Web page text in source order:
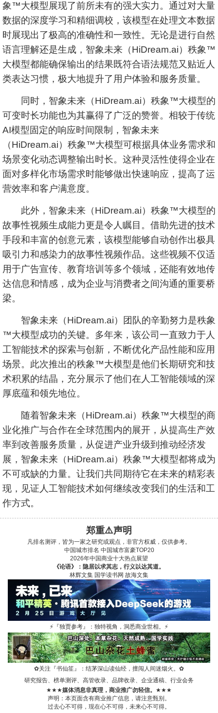
象™大模型展现了前所未有的强大实力。通过对大量
数据的深度学习和精细调校，该模型在处理文本数据
时展现出了极高的准确性和一致性。无论是进行自然
语言理解还是生成，智象未来（HiDream.ai）秩象™
大模型都能确保输出的结果既符合语法规范又贴近人
类表达习惯，极大地提升了用户体验和服务质量。
同时，智象未来（HiDream.ai）秩象™大模型的
可变时长功能也为其赢得了广泛的赞誉。相较于传统
AI模型固定的响应时间限制，智象未来
（HiDream.ai）秩象™大模型可根据具体业务需求和
场景变化动态调整输出时长。这种灵活性使得企业在
面对多样化市场需求时能够做出快速响应，提高了运
营效率和客户满意度。
此外，智象未来（HiDream.ai）秩象™大模型的
故事性视频生成能力更是令人瞩目。借助先进的技术
手段和丰富的创意元素，该模型能够自动创作出极具
吸引力和感染力的故事性视频作品。这些视频不仅适
用于广告宣传、教育培训等多个领域，还能有效地传
达信息和情感，成为企业与消费者之间沟通的重要桥
梁。
智象未来（HiDream.ai）团队的辛勤努力是秩象
™大模型成功的关键。多年来，该公司一直致力于人
工智能技术的探索与创新，不断优化产品性能和应用
场景。此次推出的秩象™大模型是他们长期研究和技
术积累的结晶，充分展示了他们在人工智能领域的深
厚底蕴和领先地位。
随着智象未来（HiDream.ai）秩象™大模型的商
业化推广与合作在全球范围内的展开，从提高生产效
率到改善服务质量，从促进产业升级到推动经济发
展，智象未来（HiDream.ai）秩象™大模型都将成为
不可或缺的力量。让我们共同期待它在未来的精彩表
现，见证人工智能技术如何继续改变我们的生活和工
作方式。
郑重⚠️声明
凡排名测评，皆为一家之研究或观点，非官方权威，仅供参考。
中国城市排名 中国城市富豪TOP20
2026年中国商业十大热点展望
《论语》：隐居以求其志，行义以达其道。
林辉文集 国学读书网 故海文集
⚡ 『独贾参考』：独特视角，洞悉商业世相。 ⚡
✿关注『书仙笙』：结茅深山读仙经，擅闯人间迷烟火。 ✿
研究报告、榜单测评、高管收录、品牌收录、企业通稿、行业会务
★★★媒体消息非真理，商业推广勿轻信。 ★★★
声明：本页面含有商业推广信息，请注意甄别。
过去心不可得，现在心不可得，未来心不可得。